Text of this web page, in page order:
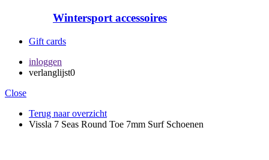
Wintersport accessoires
Gift cards
inloggen
verlanglijst0
Close
Terug naar overzicht
Vissla 7 Seas Round Toe 7mm Surf Schoenen